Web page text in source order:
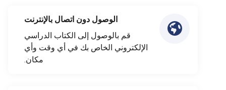
الوصول دون اتصال بالإنترنت
قم بالوصول إلى الكتاب الدراسي
الإلكتروني الخاص بك في أي وقت وأي
مكان.